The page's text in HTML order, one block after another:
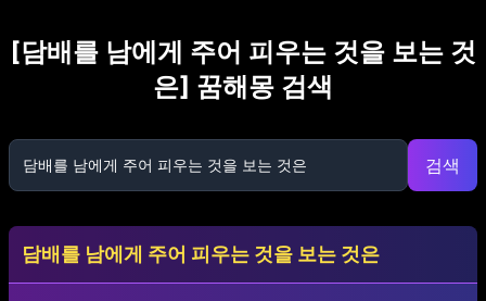
[담배를 남에게 주어 피우는 것을 보는 것
은] 꿈해몽 검색
검색
담배를 남에게 주어 피우는 것을 보는 것은